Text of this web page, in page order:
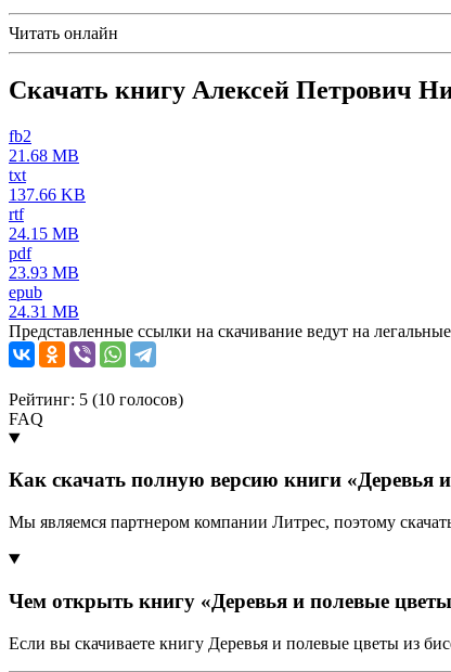
Читать онлайн
Скачать книгу Алексей Петрович
fb2
21.68 MB
txt
137.66 KB
rtf
24.15 MB
pdf
23.93 MB
epub
24.31 MB
Представленные ссылки на скачивание ведут на
Рейтинг: 5 (10 голосов)
FAQ
Как скачать полную версию книги «Деревья
Мы являемся партнером компании Литрес, поэтому
Чем открыть книгу «Деревья и полевые
Если вы скачиваете книгу Деревья и полевые цветы из